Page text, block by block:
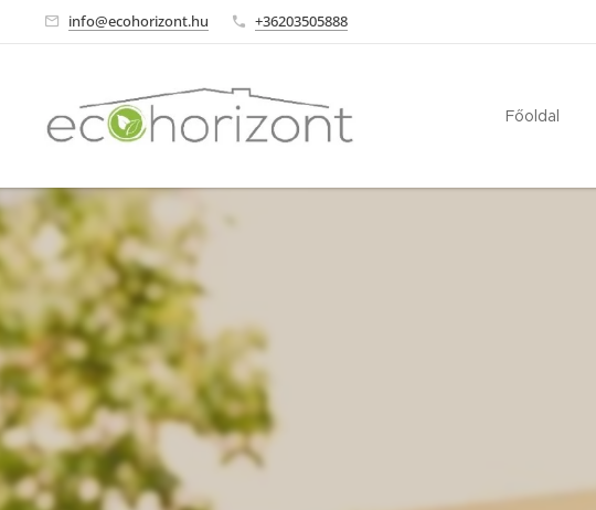
info@ecohorizont.hu +36203505888
Főoldal